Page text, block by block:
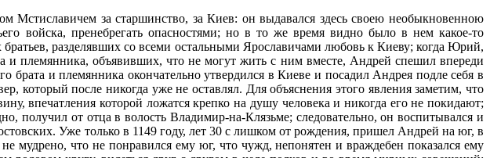
за старшинство, за Киев: он выдавался здесь своею необыкновенною
войска, пренебрегать опасностями; но в то же время видно было в нем какое-то
братьев, разделявших со всеми остальными Ярославичами любовь к Киеву; когда Юрий,
и племянника, объявивших, что не могут жить с ним вместе, Андрей спешил впереди
и племянника окончательно утвердился в Киеве и посадил Андрея подле себя в
который после никогда уже не оставлял. Для объяснения этого явления заметим, что
впечатления которой ложатся крепко на душу человека и никогда его не покидают;
от отца в волость Владимир-на-Клязьме; следовательно, он воспитывался и
Уже только в 1149 году, лет 30 с лишком от рождения, пришел Андрей на юг, в
мудрено, что не понравился ему юг, что чужд, непонятен и враждебен показался ему